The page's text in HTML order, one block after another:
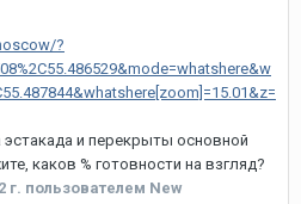
?
эстакада и перекрыты основной
каков % готовности на взгляд?
г. пользователем New